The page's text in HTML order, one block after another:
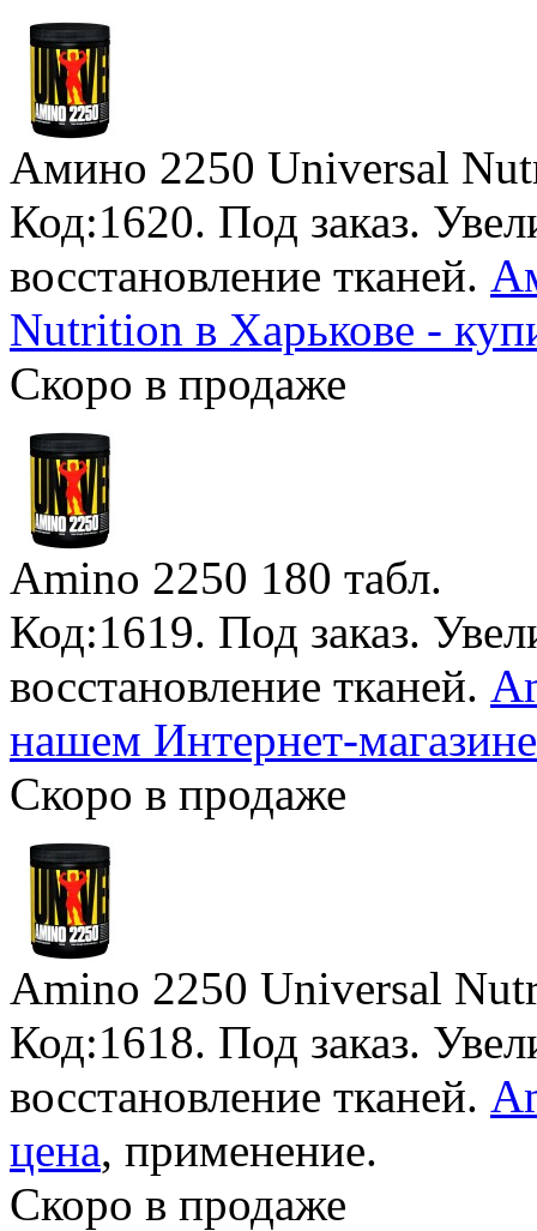
Амино 2250 Universal
Код:1620. Под заказ.
восстановление тканей.
Nutrition в Харькове -
Скоро в продаже
Amino 2250 180 табл.
Код:1619. Под заказ.
восстановление тканей.
нашем Интернет-магазине
Скоро в продаже
Amino 2250 Universal
Код:1618. Под заказ.
восстановление тканей.
цена, применение.
Скоро в продаже